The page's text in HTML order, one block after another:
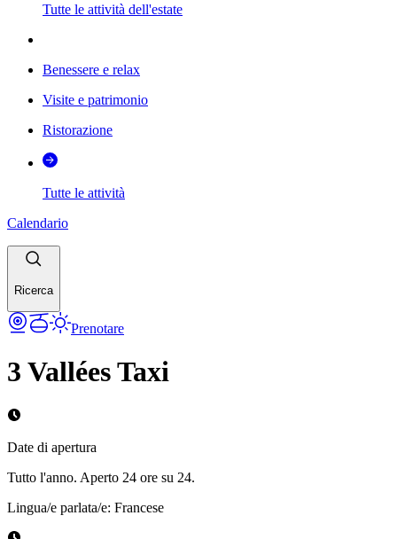
Tutte le attività dell'estate
Benessere e relax
Visite e patrimonio
Ristorazione
Tutte le attività
Calendario
Ricerca
Prenotare
3 Vallées Taxi
Date di apertura
Tutto l'anno. Aperto 24 ore su 24.
Lingua/e parlata/e: Francese